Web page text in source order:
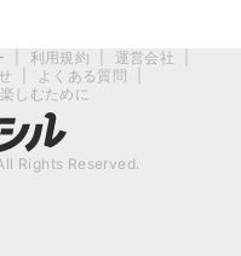
利用規約 運営会社
よくある質問
しむために
Rights Reserved.